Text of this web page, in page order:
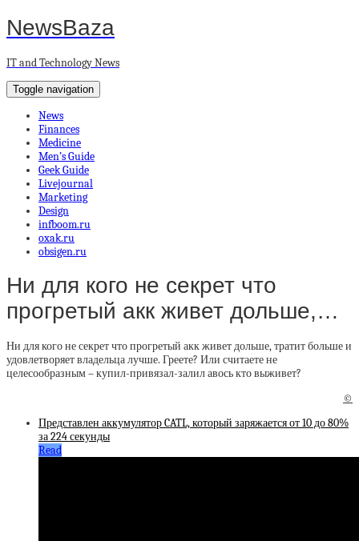
NewsBaza
IT and Technology News
Toggle navigation
News
Finances
Medicine
Men’s Guide
Geek Guide
Livejournal
Marketing
Design
infboom.ru
oxak.ru
obsigen.ru
Ни для кого не секрет что
прогретый акк живет дольше,…
Ни для кого не секрет что прогретый акк живет дольше, тратит больше и
удовлетворяет владельца лучше. Греете? Или считаете не
целесообразным – купил-привязал-залил авось кто выживет?
©
Представлен аккумулятор CATL, который заряжается от 10 до 80%
за 224 секунды
Read